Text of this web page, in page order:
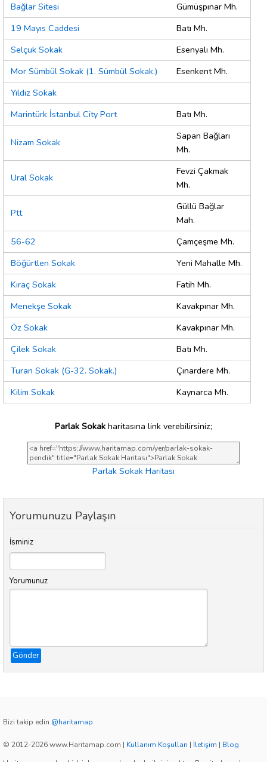
Bağlar Sitesi
Gümüşpınar Mh.
19 Mayıs Caddesi
Batı Mh.
Selçuk Sokak
Esenyalı Mh.
Mor Sümbül Sokak (1. Sümbül Sokak.)
Esenkent Mh.
Yıldız Sokak
Marintürk İstanbul City Port
Batı Mh.
Nizam Sokak
Sapan Bağları
Mh.
Ural Sokak
Fevzi Çakmak
Mh.
Ptt
Güllü Bağlar
Mah.
56-62
Çamçeşme Mh.
Böğürtlen Sokak
Yeni Mahalle Mh.
Kıraç Sokak
Fatih Mh.
Menekşe Sokak
Kavakpınar Mh.
Öz Sokak
Kavakpınar Mh.
Çilek Sokak
Batı Mh.
Turan Sokak (G-32. Sokak.)
Çınardere Mh.
Kilim Sokak
Kaynarca Mh.
Parlak Sokak haritasına link verebilirsiniz;
Parlak Sokak Haritası
Yorumunuzu Paylaşın
İsminiz
Yorumunuz
Gönder
Bizi takip edin @haritamap
© 2012-2026 www.Haritamap.com | Kullanım Koşulları | İletişim | Blog